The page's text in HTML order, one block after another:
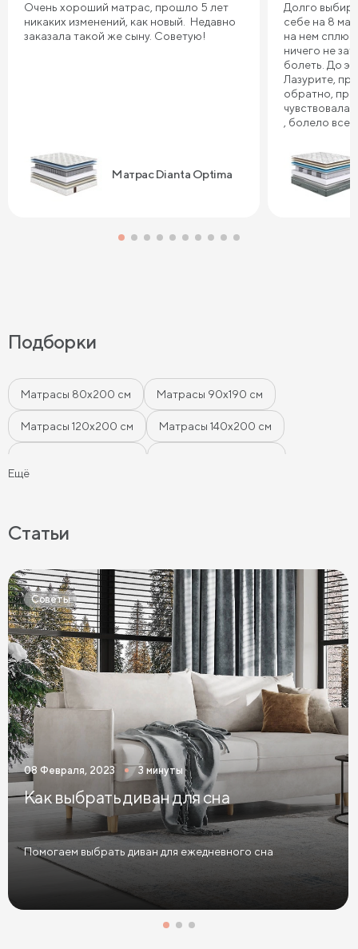
Очень хороший матрас, прошло 5 лет
никаких изменений, как новый. Недавно
заказала такой же сыну. Советую!
Матрас Dianta Optima
Долго
себе на 8
на нем сплю.
ничего не
болеть. До
Лазурите,
обратно,
чувствовала
, болело все
Сонум к
дня .
Подборки
Матрасы 80х200 см Матрасы 90х190 см
Матрасы 120х200 см Матрасы 140х200 см
Тонкие матрасы Матрасы с независимыми пружинами
Матрасы из латекса Кокосовые матрасы
Матрасы из латекса и кокоса
Матрасы с эффектом памяти Высокие матрасы
Матрасы с 5 зонами жесткости
Матрасы с 7 зонами жесткости
Односпальные матрасы Двуспальные матрасы
Матрасы для кроватей
Матрасы для кроватей трансформеров
Тонкие мягкие матрасы Тонкие жесткие матрасы
Односпальные матрасы 80х190
Ещё
Статьи
Советы
08 Февраля, 2023 3 минуты
Как выбрать диван для сна
Помогаем выбрать диван для ежедневного сна